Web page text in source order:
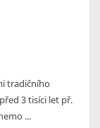
tradičního
3 tisíci let př.
...